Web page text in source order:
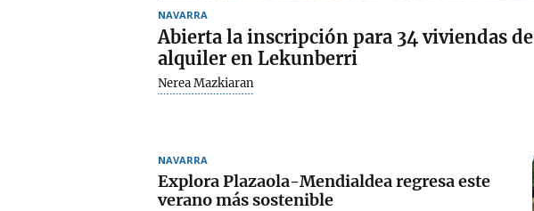
NAVARRA
Abierta la inscripción para 34 viviendas de
alquiler en Lekunberri
Nerea Mazkiaran
NAVARRA
Explora Plazaola-Mendialdea regresa este
verano más sostenible